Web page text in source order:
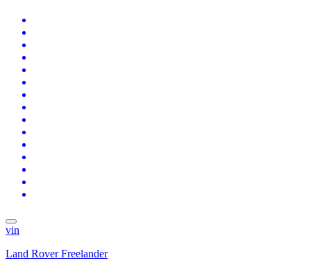
vin
Land Rover Freelander